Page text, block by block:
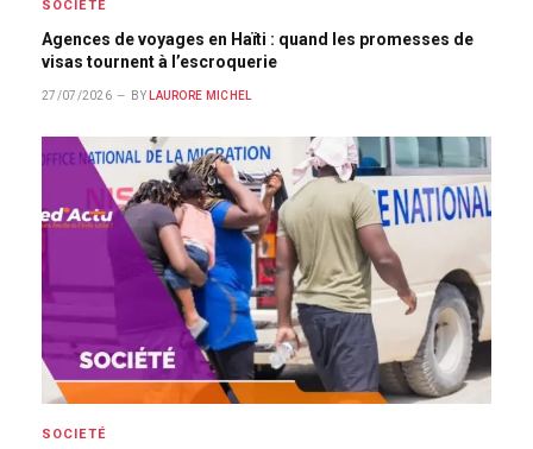
SOCIETÉ
Agences de voyages en Haïti : quand les promesses de
visas tournent à l’escroquerie
27/07/2026 BY LAURORE MICHEL
SOCIETÉ